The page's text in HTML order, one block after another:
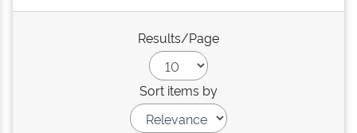
Results/Page
Sort items by